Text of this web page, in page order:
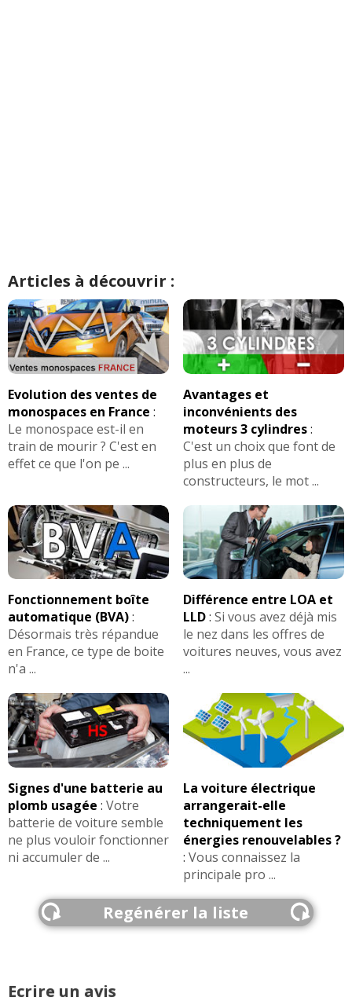
Articles à découvrir :
Evolution des ventes de
monospaces en France :
Le monospace est-il en
train de mourir ? C'est en
effet ce que l'on pe ...
Avantages et
inconvénients des
moteurs 3 cylindres:
C'est un choix que font de
plus en plus de
constructeurs, le mot ...
Fonctionnement boîte
automatique (BVA):
Désormais très répandue
en France, ce type de boite
n'a ...
Différence entre LOA et
LLD: Si vous avez déjà mis
le nez dans les offres de
voitures neuves, vous avez
...
Signes d'une batterie au
plomb usagée : Votre
batterie de voiture semble
ne plus vouloir fonctionner
ni accumuler de ...
La voiture électrique
arrangerait-elle
techniquement les
énergies renouvelables ?
: Vous connaissez la
principale pro ...
Regénérer la liste
Ecrire un avis